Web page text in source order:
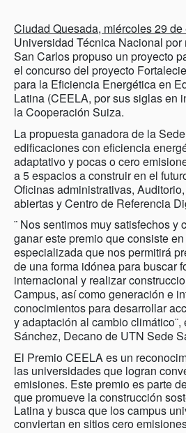
Ciudad Quesada, miércoles 29 de
Universidad Técnica Nacional
San Carlos propuso un proyecto
el concurso del proyecto
para la Eficiencia Energética en
Latina (CEELA, por sus siglas en
la Cooperación Suiza.
La propuesta ganadora de la
edificaciones con eficiencia
adaptativo y pocas o cero
a 5 espacios a construir en el
Oficinas administrativas,
abiertas y Centro de Referencia
¨ Nos sentimos muy satisfechos y
ganar este premio que consiste
especializada que nos permitirá
de una forma idónea para buscar
internacional y realizar
Campus, así como generación e
conocimientos para desarrollar
y adaptación al cambio
Sánchez, Decano de UTN Sede
El Premio CEELA es un
las universidades que logran
emisiones. Este premio es parte
que promueve la construcción
Latina y busca que los campus
conviertan en sitios cero